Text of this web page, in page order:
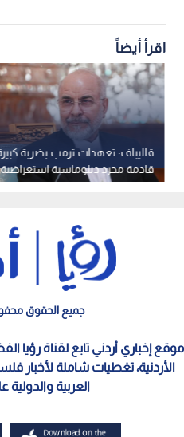
اقرأ أيضاً
قاليباف: تعهدات ترمب بضربة
قادمة مجرد دبلوماسية استعراضية
كاذبة
جميع الحقوق
موقع إخباري أردني تابع لقناة رؤيا
الأردنية، تغطيات شاملة لأخبار
العربية والدولية